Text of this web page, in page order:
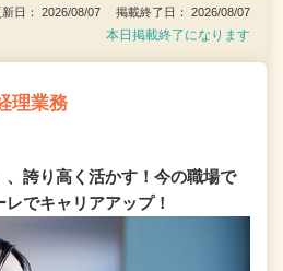
新日： 2026/08/07 掲載終了日： 2026/08/07
本日掲載終了になります
理業務
、誇り高く活かす！今の職場で
でキャリアアップ！